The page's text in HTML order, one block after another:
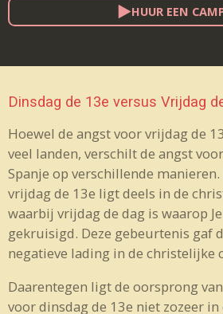
HUUR EEN
Dinsdag de 13e versus Vrijdag
Hoewel de angst voor vrijdag de
veel landen, verschilt de angst
Spanje op verschillende
vrijdag de 13e ligt deels in de
waarbij vrijdag de dag is waarop
gekruisigd. Deze gebeurtenis gaf
negatieve lading in de christelijke
Daarentegen ligt de oorsprong
voor dinsdag de 13e niet zozeer in